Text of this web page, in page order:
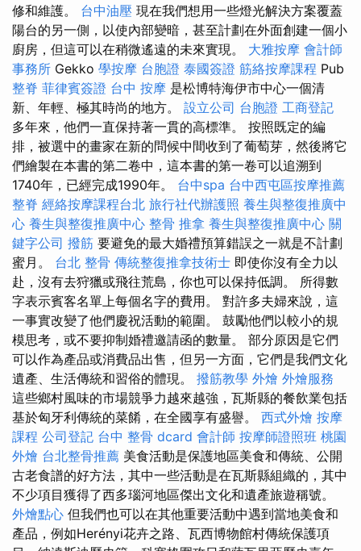
修和維護。 台中油壓 現在我們想用一些燈光解決方案覆蓋
陽台的另一側，以使內部變暗，甚至計劃在外面創建一個小
廚房，但這可以在稍微遙遠的未來實現。 大雅按摩 會計師
事務所 Gekko 學按摩 台胞證 泰國簽證 筋絡按摩課程 Pub
整脊 菲律賓簽證 台中 按摩 是松博特海伊市中心一個清
新、年輕、極其時尚的地方。 設立公司 台胞證 工商登記
多年來，他們一直保持著一貫的高標準。 按照既定的編
排，被選中的畫家在新的問候中間收到了葡萄芽，然後將它
們繪製在本書的第二卷中，這本書的第一卷可以追溯到
1740年，已經完成1990年。 台中spa 台中西屯區按摩推薦
整脊 經絡按摩課程台北 旅行社代辦護照 養生與整復推廣中
心 養生與整復推廣中心 整骨 推拿 養生與整復推廣中心 關
鍵字公司 撥筋 要避免的最大婚禮預算錯誤之一就是不計劃
蜜月。 台北 整骨 傳統整復推拿技術士 即使你沒有全力以
赴，沒有去狩獵或飛往荒島，你也可以保持低調。 所得數
字表示賓客名單上每個名字的費用。 對許多夫婦來說，這
一事實改變了他們慶祝活動的範圍。 鼓勵他們以較小的規
模思考，或不要抑制婚禮邀請函的數量。 部分原因是它們
可以作為產品或消費品出售，但另一方面，它們是我們文化
遺產、生活傳統和習俗的體現。 撥筋教學 外燴 外燴服務
這些鄉村風味的市場競爭力越來越強，瓦斯縣的餐飲業包括
基於匈牙利傳統的菜餚，在全國享有盛譽。 西式外燴 按摩
課程 公司登記 台中 整骨 dcard 會計師 按摩師證照班 桃園
外燴 台北整骨推薦 美食活動是保護地區美食和傳統、公開
古老食譜的好方法，其中一些活動是在瓦斯縣組織的，其中
不少項目獲得了西多瑙河地區傑出文化和遺產旅遊稱號。
外燴點心 但我們也可以在其他重要活動中遇到當地美食和
產品，例如Herényi花卉之路、瓦西博物館村傳統保護項